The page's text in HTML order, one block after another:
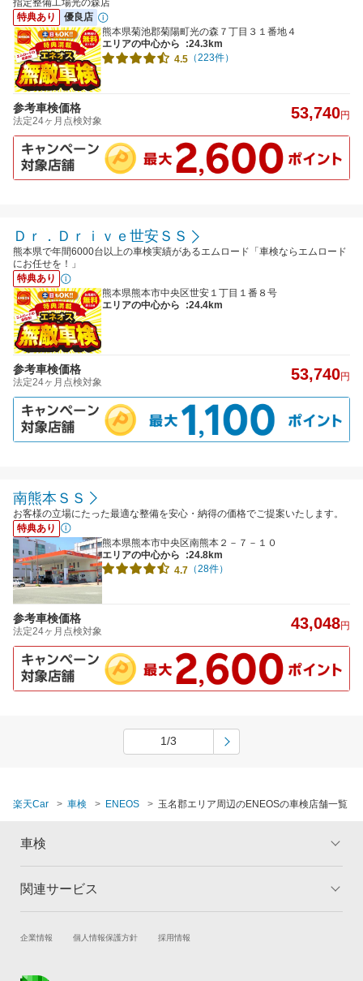
指定整備工場光の森店
特典あり
優良店
熊本県菊池郡菊陽町光の森７丁目３１番地４
エリアの中心から
:24.3km
4.5 （223件）
参考車検価格
法定24ヶ月点検対象 53,740円
Ｄｒ．Ｄｒｉｖｅ世安ＳＳ
熊本県で年間6000台以上の車検実績があるエムロード「車検ならエムロード
にお任せを！」
特典あり
熊本県熊本市中央区世安１丁目１番８号
エリアの中心から
:24.4km
参考車検価格
法定24ヶ月点検対象 53,740円
南熊本ＳＳ
お客様の立場にたった最適な整備を安心・納得の価格でご提案いたします。
特典あり
熊本県熊本市中央区南熊本２－７－１０
エリアの中心から
:24.8km
4.7 （28件）
参考車検価格
法定24ヶ月点検対象 43,048円
1/3
楽天Car 車検 ENEOS 玉名郡エリア周辺のENEOSの車検店舗一覧
車検
トップ
車検の基礎知識 キャンペーン一覧
関連サービス
試乗・商談 新車購入
企業情報 個人情報保護方針 採用情報